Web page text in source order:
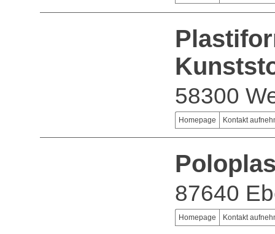
58300
Homepage Kontakt
87640
Homepage Kontakt